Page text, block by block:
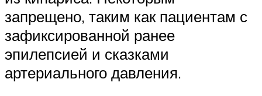
запрещено, таким как пациентам с
зафиксированной ранее
эпилепсией и сказками
артериального давления.